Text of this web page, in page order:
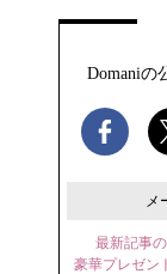
Domaniの
メ
最新記事
豪華プレゼン